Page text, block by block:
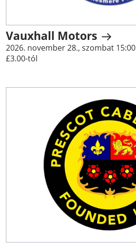
Vauxhall Motors
2026. november 28., szombat 15:00
£3.00-tól